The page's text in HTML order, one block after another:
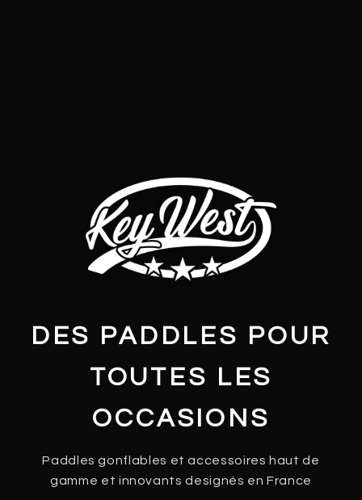
DES PADDLES POUR
TOUTES LES
OCCASIONS
Paddles gonflables et accessoires haut de
gamme et innovants designés en France